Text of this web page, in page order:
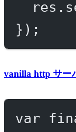
res.
});
vanilla http サー
var